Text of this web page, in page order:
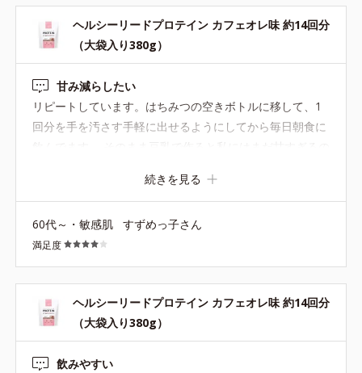
ヘルシーリードプロテイン カフェオレ味 約14回分
（大袋入り380g）
甘み減らしたい
リピートしています。はちみつの空きボトルに移して、1
回分を手を汚さす手軽に出せるようにしてから毎日朝食に
飲んでます。 そのまま豆乳で作ると私にはまだ甘すぎるの
を後で調整できるように、無糖にしてもらえるとありがた
続きを見る
60代～・敏感肌 すずめっ子さん
満足度
ヘルシーリードプロテイン カフェオレ味 約14回分
（大袋入り380g）
飲みやすい